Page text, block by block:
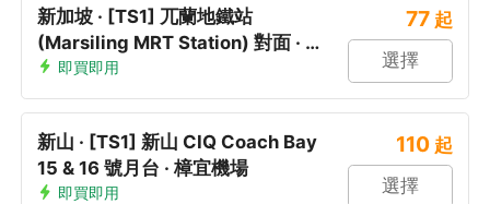
新加坡 · [TS1] 兀蘭地鐵站
(Marsiling MRT Station) 對面 · 新
山 CIQ
即買即用
77 起
選擇
新山 · [TS1] 新山 CIQ Coach Bay
15 & 16 號月台 · 樟宜機場
即買即用
110 起
選擇